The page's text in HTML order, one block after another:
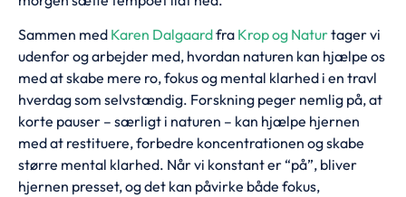
Sammen med Karen Dalgaardfra Krop og Naturtager vi
udenfor og arbejder med, hvordan naturen kan hjælpe os
med at skabe mere ro, fokus og mental klarhed i en travl
hverdag som selvstændig. Forskning peger nemlig på, at
korte pauser – særligt i naturen – kan hjælpe hjernen
med at restituere, forbedre koncentrationen og skabe
større mental klarhed. Når vi konstant er “på”, bliver
hjernen presset, og det kan påvirke både fokus,